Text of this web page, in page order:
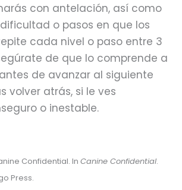
con antelación, así como
o pasos en que los
cada nivel o paso entre 3
de que lo comprende a
de avanzar al siguiente
volver atrás, si le ves
o inestable.
Confidential. In Canine Confidential.
Press.